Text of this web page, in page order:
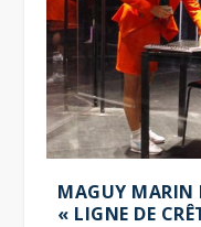
MAGUY MARIN
« LIGNE DE